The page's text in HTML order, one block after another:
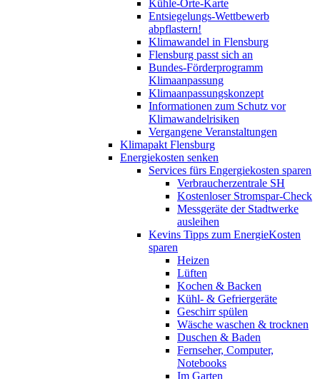
Kühle-Orte-Karte
Entsiegelungs-Wettbewerb
abpflastern!
Klimawandel in Flensburg
Flensburg passt sich an
Bundes-Förderprogramm
Klimaanpassung
Klimaanpassungskonzept
Informationen zum Schutz vor
Klimawandelrisiken
Vergangene Veranstaltungen
Klimapakt Flensburg
Energiekosten senken
Services fürs Engergiekosten sparen
Verbraucherzentrale SH
Kostenloser Stromspar-Check
Messgeräte der Stadtwerke
ausleihen
Kevins Tipps zum EnergieKosten
sparen
Heizen
Lüften
Kochen & Backen
Kühl- & Gefriergeräte
Geschirr spülen
Wäsche waschen & trocknen
Duschen & Baden
Fernseher, Computer,
Notebooks
Im Garten